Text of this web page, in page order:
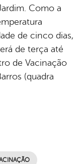
Como a
de cinco dias,
de terça até
de Vacinação
(quadra